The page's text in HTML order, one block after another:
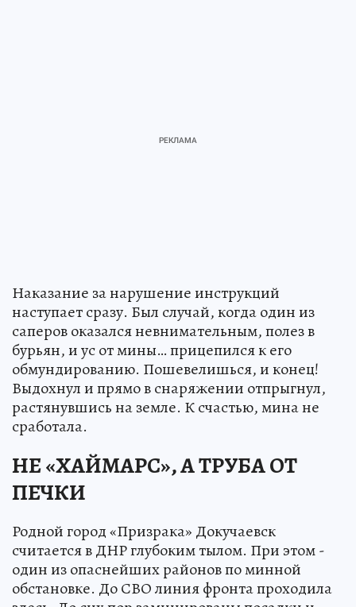
Наказание за нарушение инструкций
наступает сразу. Был случай, когда один из
саперов оказался невнимательным, полез в
бурьян, и ус от мины… прицепился к его
обмундированию. Пошевелишься, и конец!
Выдохнул и прямо в снаряжении отпрыгнул,
растянувшись на земле. К счастью, мина не
сработала.
НЕ «ХАЙМАРС», А ТРУБА ОТ
ПЕЧКИ
Родной город «Призрака» Докучаевск
считается в ДНР глубоким тылом. При этом -
один из опаснейших районов по минной
обстановке. До СВО линия фронта проходила